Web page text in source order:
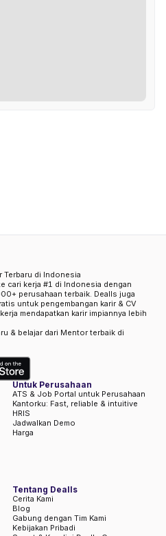
Terbaru di Indonesia
cari kerja #1 di Indonesia dengan
perusahaan terbaik. Dealls juga
untuk pengembangan karir & CV
mendapatkan karir impiannya lebih
& belajar dari Mentor terbaik di
Untuk Perusahaan
ATS & Job Portal untuk Perusahaan
Kantorku: Fast, reliable & intuitive
HRIS
Jadwalkan Demo
Harga
Tentang Dealls
Cerita Kami
Blog
Gabung dengan Tim Kami
Kebijakan Pribadi